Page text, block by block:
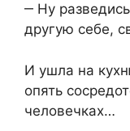
‒ Ну
другую себе,
И ушла на
опять
человечках…